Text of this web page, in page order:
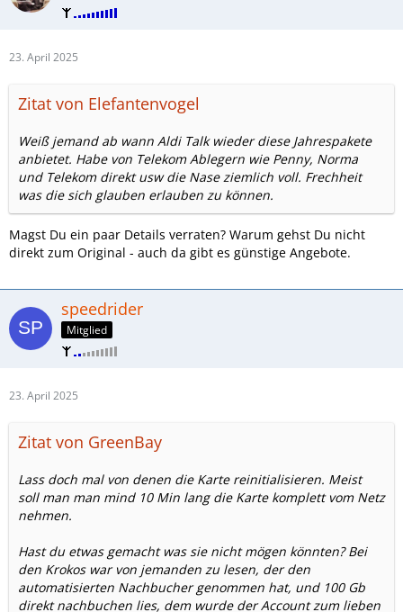
23. April 2025
Zitat von Elefantenvogel
Weiß jemand ab wann Aldi Talk wieder diese Jahrespakete
anbietet. Habe von Telekom Ablegern wie Penny, Norma
und Telekom direkt usw die Nase ziemlich voll. Frechheit
was die sich glauben erlauben zu können.
Magst Du ein paar Details verraten? Warum gehst Du nicht
direkt zum Original - auch da gibt es günstige Angebote.
speedrider
Mitglied
23. April 2025
Zitat von GreenBay
Lass doch mal von denen die Karte reinitialisieren. Meist
soll man man mind 10 Min lang die Karte komplett vom Netz
nehmen.
Hast du etwas gemacht was sie nicht mögen könnten? Bei
den Krokos war von jemanden zu lesen, der den
automatisierten Nachbucher genommen hat, und 100 Gb
direkt nachbuchen lies, dem wurde der Account zum lieben